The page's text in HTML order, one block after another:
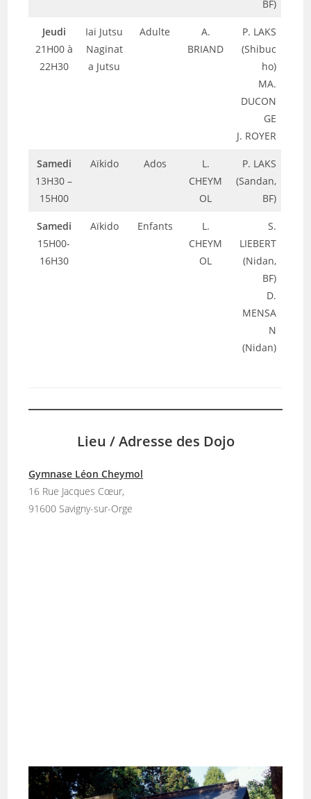
BF)
Jeudi
21H00 à
22H30
Iai Jutsu
Naginat
a Jutsu
Adulte
A.
BRIAND
P. LAKS
(Shibuc
ho)
MA.
DUCON
GE
J. ROYER
Samedi
13H30 –
15H00
Aïkido Ados
L.
CHEYM
OL
P. LAKS
(Sandan,
BF)
Samedi
15H00-
16H30
Aïkido Enfants
L.
CHEYM
OL
S.
LIEBERT
(Nidan,
BF)
D.
MENSA
N
(Nidan)
Lieu / Adresse des Dojo
Gymnase Léon Cheymol
16 Rue Jacques Cœur,
91600 Savigny-sur-Orge